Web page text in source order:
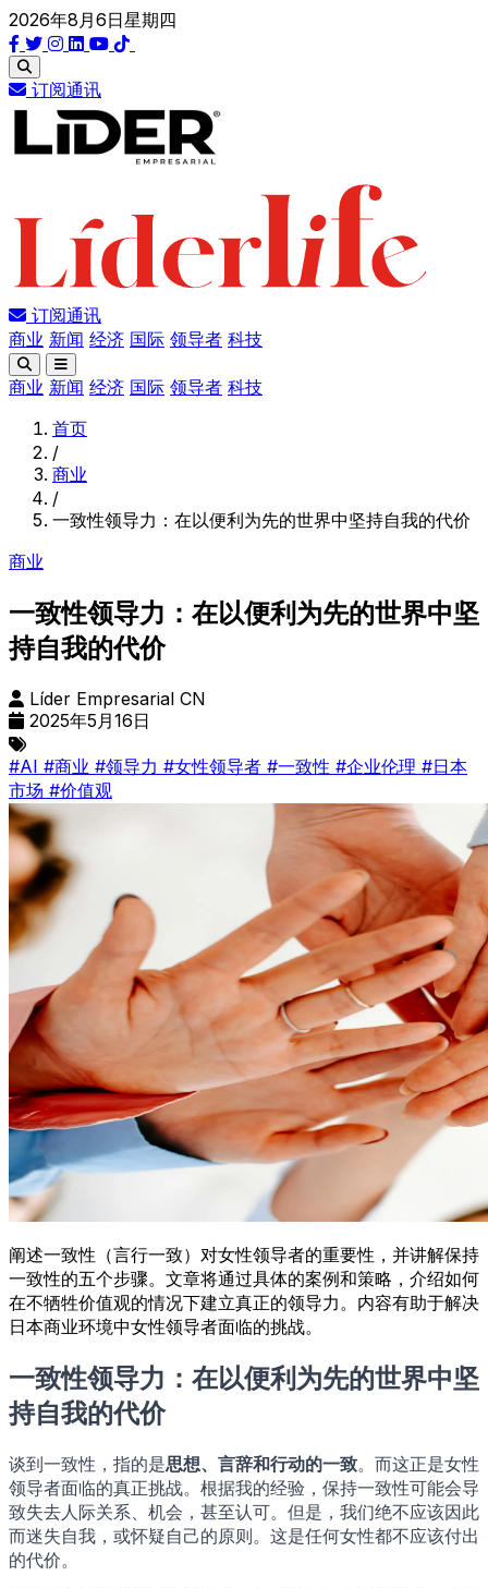
2026年8月6日星期四
订阅通讯
订阅通讯
商业 新闻 经济 国际 领导者 科技
商业 新闻 经济 国际 领导者 科技
首页
/
商业
/
一致性领导力：在以便利为先的世界中坚持自我的代价
商业
一致性领导力：在以便利为先的世界中坚
持自我的代价
Líder Empresarial CN
2025年5月16日
#AI #商业 #领导力 #女性领导者 #一致性 #企业伦理 #日本
市场 #价值观
阐述一致性（言行一致）对女性领导者的重要性，并讲解保持
一致性的五个步骤。文章将通过具体的案例和策略，介绍如何
在不牺牲价值观的情况下建立真正的领导力。内容有助于解决
日本商业环境中女性领导者面临的挑战。
一致性领导力：在以便利为先的世界中坚
持自我的代价
谈到一致性，指的是思想、言辞和行动的一致。而这正是女性
领导者面临的真正挑战。根据我的经验，保持一致性可能会导
致失去人际关系、机会，甚至认可。但是，我们绝不应该因此
而迷失自我，或怀疑自己的原则。这是任何女性都不应该付出
的代价。